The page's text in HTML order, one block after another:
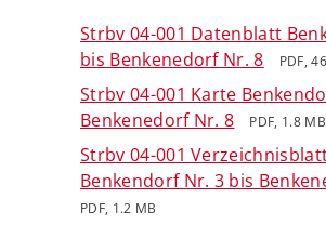
Strbv 04-001 Datenblatt
bis Benkenedorf Nr. 8
PDF,
Strbv 04-001 Karte
Benkenedorf Nr. 8
PDF, 1.8 MB
Strbv 04-001
Benkendorf Nr. 3 bis
PDF, 1.2 MB